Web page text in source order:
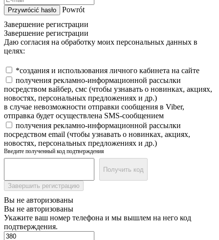
Przywrócić hasło
Powrót
Завершение регистрации
Завершение регистрации
Даю согласия на обработку моих персональных данных в
целях:
*создания и использования личного кабинета на сайте
получения рекламно-информационной рассылки
посредством вайбер, смс (чтобы узнавать о новинках, акциях,
новостях, персональных предложениях и др.)
в случае невозможности отправки сообщения в Viber,
отправка будет осуществлена SMS-сообщением
получения рекламно-информационной рассылки
посредством email (чтобы узнавать о новинках, акциях,
новостях, персональных предложениях и др.)
Введите полученный код подтверждения
Получить код
Завершить регистрацию
Вы не авторизованы
Вы не авторизованы
Укажите ваш номер телефона и мы вышлем на него код
подтверждения.